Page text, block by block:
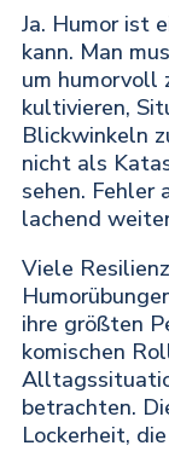
Ja. Humor ist
kann. Man
um humorvoll
kultivieren,
Blickwinkeln
nicht als
sehen. Fehler
lachend
Viele
ihre größten
komischen
betrachten.
Lockerheit,